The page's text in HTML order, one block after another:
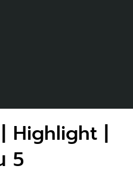
Highlight |
5